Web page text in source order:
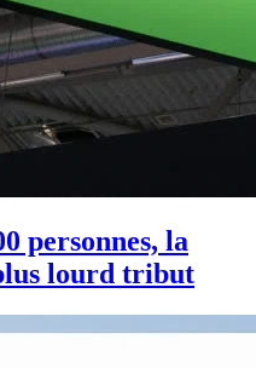
personnes, la
lourd tribut